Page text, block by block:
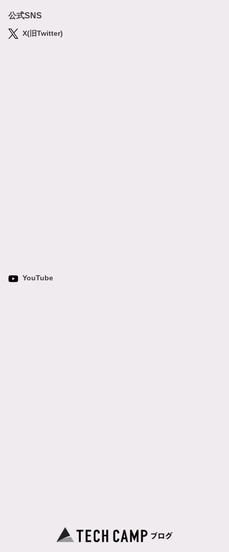
公式SNS
X(旧Twitter)
YouTube